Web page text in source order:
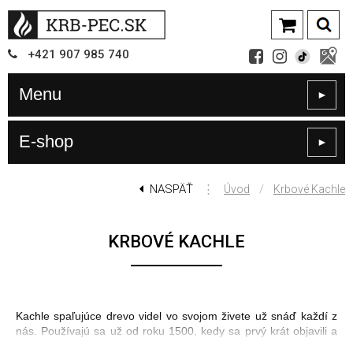
+421 907 985 740
Menu ►
E-shop ►
NASPÄŤ ⋮ Úvod / Krbové Kachle
KRBOVÉ KACHLE
Kachle spaľujúce drevo videl vo svojom živete už snáď každí z
nás. Používajú sa už od roku 1500, kedy sa prvý krát objavili a